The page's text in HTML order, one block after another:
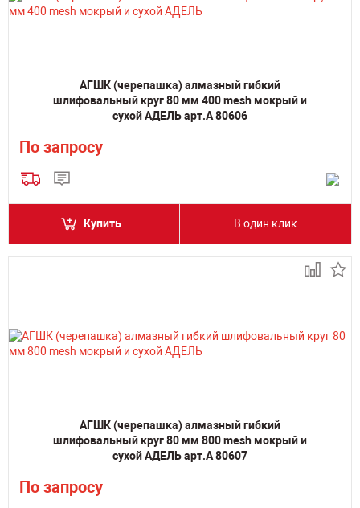
АГШК (черепашка) алмазный гибкий
шлифовальный круг 80 мм 400 mesh мокрый и
сухой АДЕЛЬ арт.А 80606
По запросу
Купить В один клик
АГШК (черепашка) алмазный гибкий
шлифовальный круг 80 мм 800 mesh мокрый и
сухой АДЕЛЬ арт.А 80607
По запросу